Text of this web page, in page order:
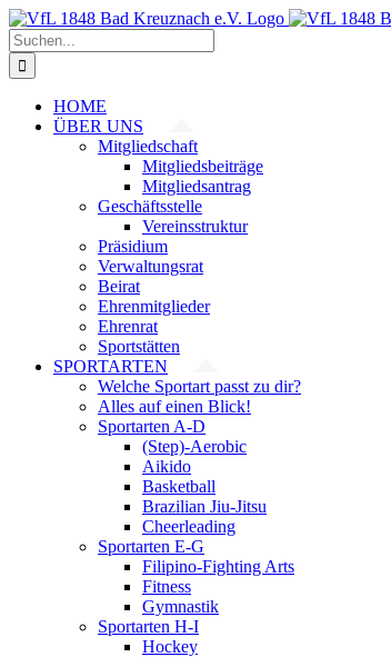
Zum
Inhalt
springen
Suche
nach:
HOME
ÜBER UNS
Mitgliedschaft
Mitgliedsbeiträge
Mitgliedsantrag
Geschäftsstelle
Vereinsstruktur
Präsidium
Verwaltungsrat
Beirat
Ehrenmitglieder
Ehrenrat
Sportstätten
SPORTARTEN
Welche Sportart passt zu dir?
Alles auf einen Blick!
Sportarten A-D
(Step)-Aerobic
Aikido
Basketball
Brazilian Jiu-Jitsu
Cheerleading
Sportarten E-G
Filipino-Fighting Arts
Fitness
Gymnastik
Sportarten H-I
Hockey